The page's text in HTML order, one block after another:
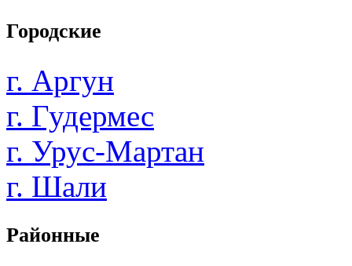
Городские
г. Аргун
г. Гудермес
г. Урус-Мартан
г. Шали
Районные